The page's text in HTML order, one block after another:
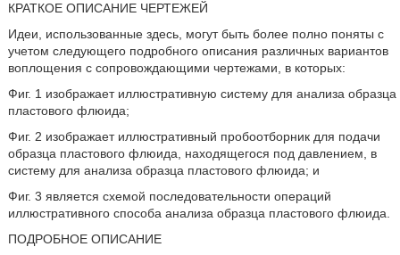
КРАТКОЕ ОПИСАНИЕ ЧЕРТЕЖЕЙ
Идеи, использованные здесь, могут быть более полно поняты с
учетом следующего подробного описания различных вариантов
воплощения с сопровождающими чертежами, в которых:
Фиг. 1 изображает иллюстративную систему для анализа образца
пластового флюида;
Фиг. 2 изображает иллюстративный пробоотборник для подачи
образца пластового флюида, находящегося под давлением, в
систему для анализа образца пластового флюида; и
Фиг. 3 является схемой последовательности операций
иллюстративного способа анализа образца пластового флюида.
ПОДРОБНОЕ ОПИСАНИЕ